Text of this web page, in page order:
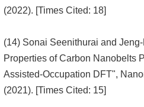
(2022). [Times Cited: 18]
(14) Sonai Seenithurai and
Properties of Carbon Nanobelts
Assisted-Occupation DFT",
(2021). [Times Cited: 15]